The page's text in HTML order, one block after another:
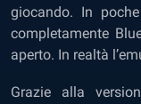
giocando. In
completamente
aperto. In realtà
Grazie alla